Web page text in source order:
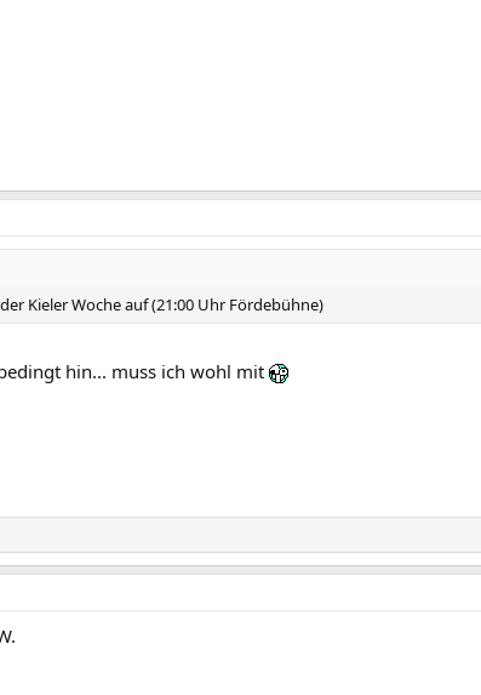
Kieler Woche auf (21:00 Uhr Fördebühne)
hin... muss ich wohl mit